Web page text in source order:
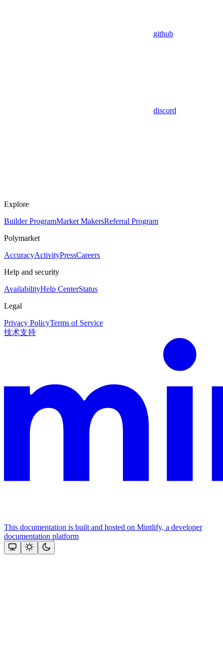
github
discord
Explore
Builder ProgramMarket MakersReferral Program
Polymarket
AccuracyActivityPressCareers
Help and security
AvailabilityHelp CenterStatus
Legal
Privacy PolicyTerms of Service
技术支持
This documentation is built and hosted on Mintlify, a developer
documentation platform